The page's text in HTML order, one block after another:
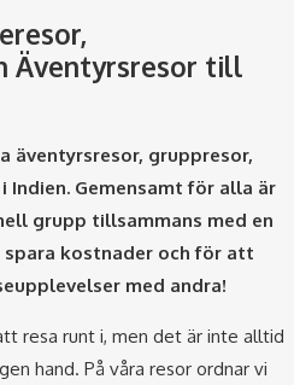
Äventyrsresor till
äventyrsresor, gruppresor,
Gemensamt för alla är
grupp tillsammans med en
kostnader och för att
med andra!
resa runt i, men det är inte alltid
hand. På våra resor ordnar vi